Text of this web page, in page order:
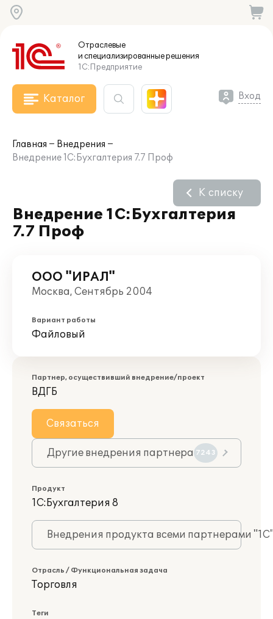
Отраслевые
и специализированныерешения
1С:Предприятие
Каталог Вход
Главная
Внедрения
Внедрение 1С:Бухгалтерия 7.7 Проф
Внедрение 1С:Бухгалтерия
7.7 Проф
К списку
ООО "ИРАЛ"
Москва, Сентябрь 2004
Вариант работы
Файловый
Партнер, осуществивший внедрение/проект
ВДГБ
Связаться
Другие внедрения партнера 7243
Продукт
1С:Бухгалтерия 8
Внедрения продукта всеми партнерами
Отрасль / Функциональная задача
Торговля
Теги